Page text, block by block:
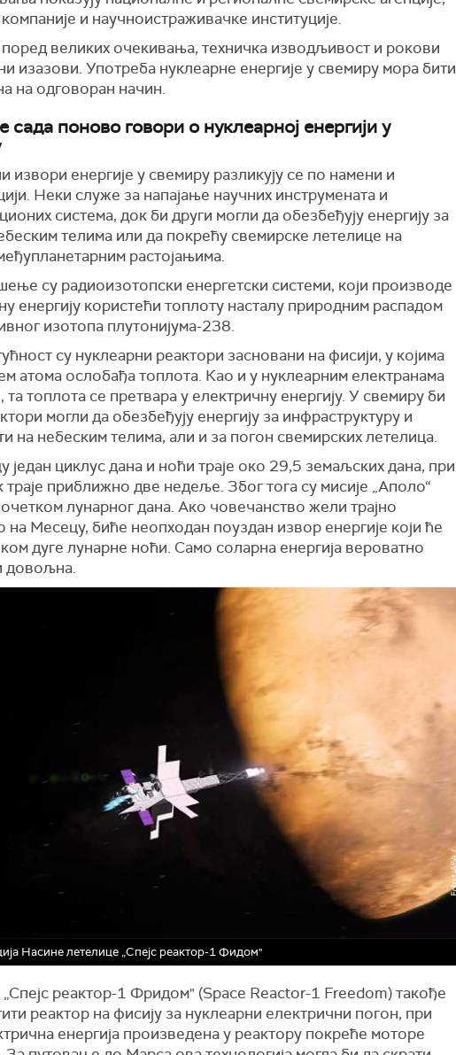
и научноистраживачке институције.
великих очекивања, техничка изводљивост и рокови
изазови. Употреба нуклеарне енергије у свемиру мора бити
на одговоран начин.
сада поново говори о нуклеарној енергији у
извори енергије у свемиру разликују се по намени и
Неки служе за напајање научних инструмената и
система, док би други могли да обезбеђују енергију за
телима или да покрећу свемирске летелице на
растојањима.
су радиоизотопски енергетски системи, који производе
енергију користећи топлоту насталу природним распадом
изотопа плутонијума-238.
су нуклеарни реактори засновани на фисији, у којима
атома ослобађа топлота. Као и у нуклеарним електранама
топлота се претвара у електричну енергију. У свемиру би
могли да обезбеђују енергију за инфраструктуру и
на небеским телима, али и за погон свемирских летелица.
један циклус дана и ноћи траје око 29,5 земаљских дана, при
траје приближно две недеље. Због тога су мисије „Аполо“
лунарног дана. Ако човечанство жели трајно
на Месецу, биће неопходан поуздан извор енергије који ће
дуге лунарне ноћи. Само соларна енергија вероватно
довољна.
Насине летелице „Спејс реактор-1 Фидом"
реактор-1 Фридом" (Space Reactor-1 Freedom) такође
реактор на фисију за нуклеарни електрични погон, при
енергија произведена у реактору покреће моторе